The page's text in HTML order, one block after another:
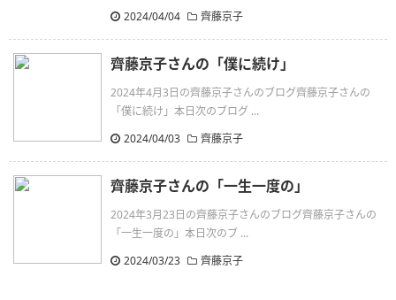
2024/04/04
齊藤京子
齊藤京子さんの「僕に続け」
2024年4月3日の齊藤京子さんのブログ齊藤京子さんの
「僕に続け」本日次のブログ ...
2024/04/03
齊藤京子
齊藤京子さんの「一生一度の」
2024年3月23日の齊藤京子さんのブログ齊藤京子さんの
「一生一度の」本日次のブ ...
2024/03/23
齊藤京子